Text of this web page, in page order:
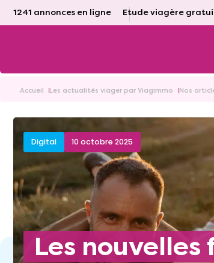
1241 annonces en ligne Etude viagère
Accueil Les actualités viager par Viagimmo Nos
Digital 10 octobre 2025
Les nouvelles formules du viager